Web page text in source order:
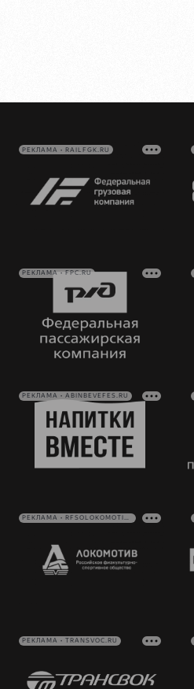
РЕКЛАМА • RAILFGK.RU
РЕКЛАМА • FPC.RU
РЕКЛАМА • ABINBEVEFES.RU
РЕКЛАМА • RFSOLOKOMOTIV.RU
РЕКЛАМА • TRANSVOC.RU